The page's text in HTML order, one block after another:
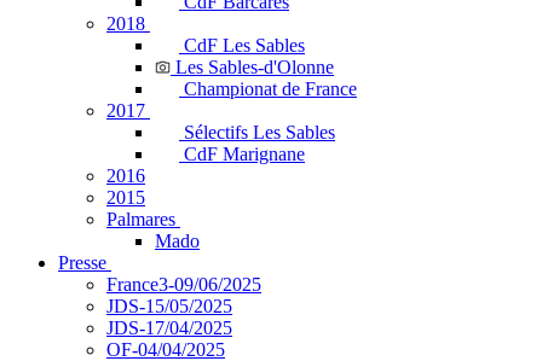
2018
CdF Les Sables
Les Sables-d'Olonne
Championat de France
2017
Sélectifs Les Sables
CdF Marignane
2016
2015
Palmares
Mado
Presse
France3-09/06/2025
JDS-15/05/2025
JDS-17/04/2025
OF-04/04/2025